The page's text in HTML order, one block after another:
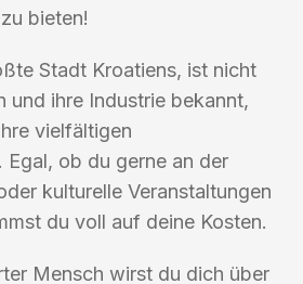
bieten!
Stadt Kroatiens, ist nicht
und ihre Industrie bekannt,
vielfältigen
Egal, ob du gerne an der
kulturelle Veranstaltungen
du voll auf deine Kosten.
Mensch wirst du dich über